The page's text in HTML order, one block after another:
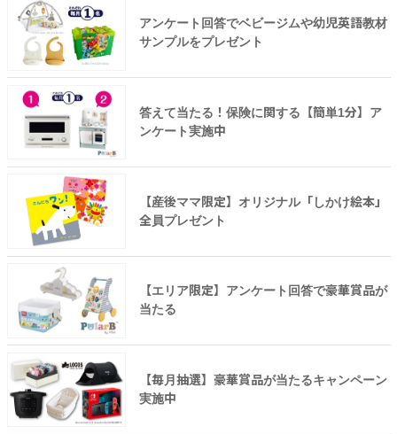
アンケート回答でベビージムや幼児英語教材
サンプルをプレゼント
答えて当たる！保険に関する【簡単1分】ア
ンケート実施中
【産後ママ限定】オリジナル「しかけ絵本」
全員プレゼント
【エリア限定】アンケート回答で豪華賞品が
当たる
【毎月抽選】豪華賞品が当たるキャンペーン
実施中